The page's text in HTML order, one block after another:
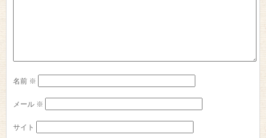
名前 ※
メール ※
サイト